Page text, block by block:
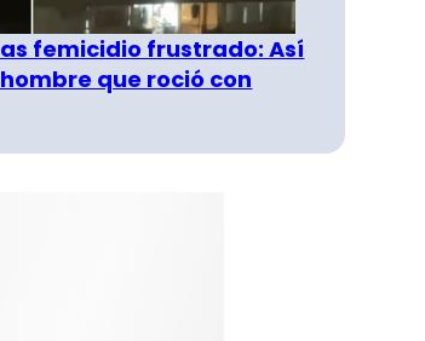
femicidio frustrado: Así
que roció con